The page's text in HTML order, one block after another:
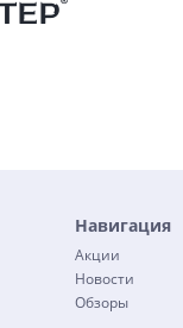
Навигация
Акции
Новости
Обзоры